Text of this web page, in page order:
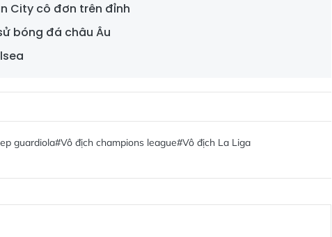
City cô đơn trên đỉnh
bóng đá châu Âu
guardiola#Vô địch champions league#Vô địch La Liga